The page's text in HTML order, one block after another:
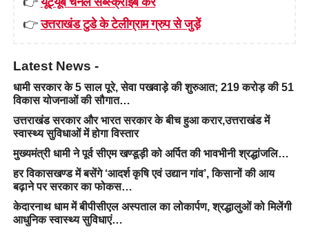
👉उत्तराखंड टुडे के टेलीग्राम ग्रुप से जुड़ें
Latest News -
धामी सरकार के 5 साल पूरे, सेवा पखवाड़े की शुरुआत; 219 करोड़ की 51
विकास योजनाओं की सौगात…
उत्तराखंड सरकार और भारत सरकार के बीच हुआ करार,उत्तराखंड में
स्वास्थ्य सुविधाओं में होगा विस्तार
मुख्यमंत्री धामी ने पूर्व सीएम खण्डूड़ी को अर्पित की भावभीनी श्रद्धांजलि…
हर विकासखण्ड में बसेंगे ‘आदर्श कृषि एवं उद्यान गांव’, किसानों की आय
बढ़ाने पर सरकार का फोकस…
केदारनाथ धाम में बीपीसीएल अस्पताल का लोकार्पण, श्रद्धालुओं को मिलेंगी
आधुनिक स्वास्थ्य सुविधाएं…